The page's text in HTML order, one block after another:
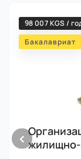
‹
98 007 KGS /
Бакалавриат
жилищно-